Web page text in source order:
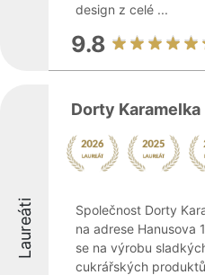
design z celé ...
9.8
Laureáti
Dorty Karamelka
Společnost Dorty
na adrese Hanusova
se na výrobu
cukrářských